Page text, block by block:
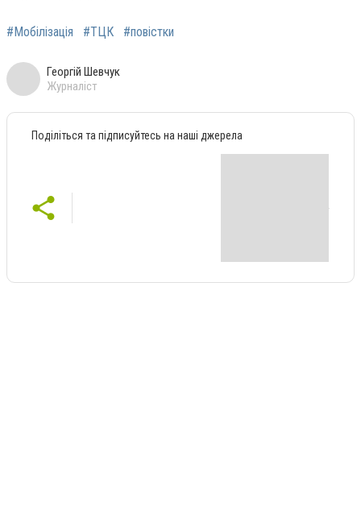
#Мобілізація #ТЦК #повістки
Георгій Шевчук
Журналіст
Поділіться та підписуйтесь на наші джерела